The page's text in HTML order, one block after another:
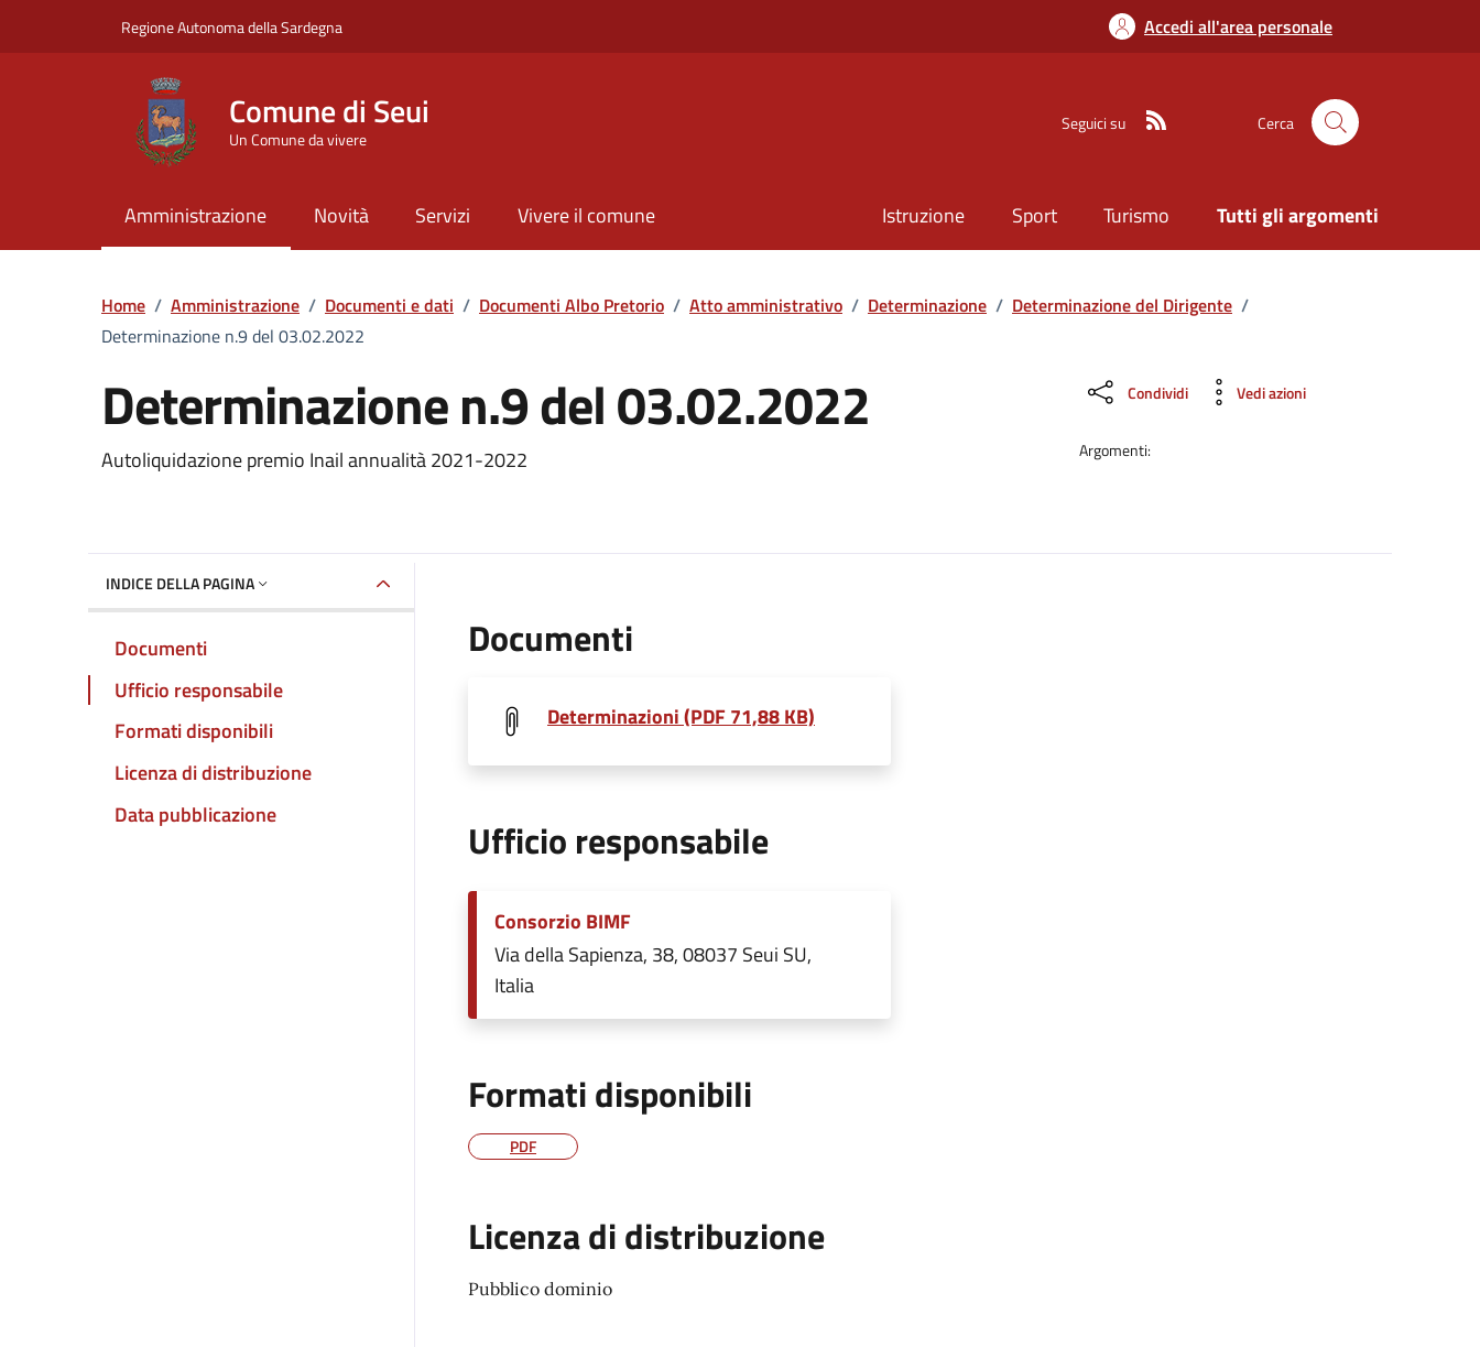
Regione Autonoma della Sardegna Accedi all'area personale
Comune di Seui
Un Comune da vivere
Seguici su Cerca
Amministrazione Novità Servizi Vivere il comune Istruzione Sport Turismo Tutti gli argomenti
Home / Amministrazione / Documenti e dati / Documenti Albo Pretorio / Atto amministrativo / Determinazione / Determinazione del Dirigente /
Determinazione n.9 del 03.02.2022
Determinazione n.9 del 03.02.2022
Dettaglio del documento
Autoliquidazione premio Inail annualità 2021-2022
Condividi Vedi azioni
Argomenti:
INDICE DELLA PAGINA
Documenti
Ufficio responsabile
Formati disponibili
Licenza di distribuzione
Data pubblicazione
Documenti
Determinazioni (PDF 71,88 KB)
Ufficio responsabile
Consorzio BIMF
Via della Sapienza, 38, 08037 Seui SU,
Italia
Formati disponibili
PDF
Licenza di distribuzione
Pubblico dominio